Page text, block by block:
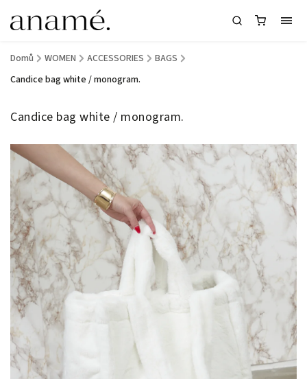
Domů / WOMEN / ACCESSORIES / BAGS /
Candice bag white / monogram.
Candice bag white / monogram.